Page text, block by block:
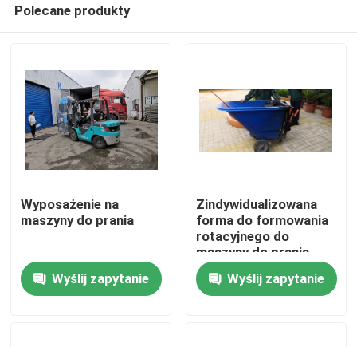
Dom
Produkty
Polecane produkty
Wyposażenie na
maszyny do prania
Wyślij zapytanie
Zindywidualizowana
forma do formowania
rotacyjnego do
maszyny do prania
podłogi
Wyślij zapytanie